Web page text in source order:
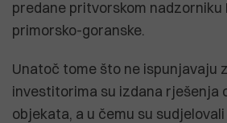
predane pritvorskom nadzorniku
primorsko-goranske.
Unatoč tome što ne ispunjavaju
investitorima su izdana rješenja
objekata, a u čemu su